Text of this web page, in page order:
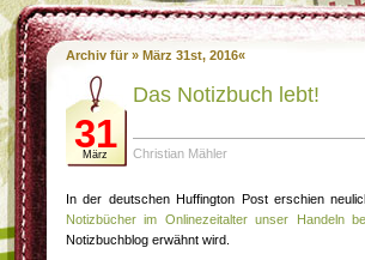
Archiv für » März 31st, 2016«
31
März
Das Notizbuch lebt!
Christian Mähler
In der deutschen Huffington Post erschien
Notizbücher im Onlinezeitalter unser Handeln
Notizbuchblog erwähnt wird.